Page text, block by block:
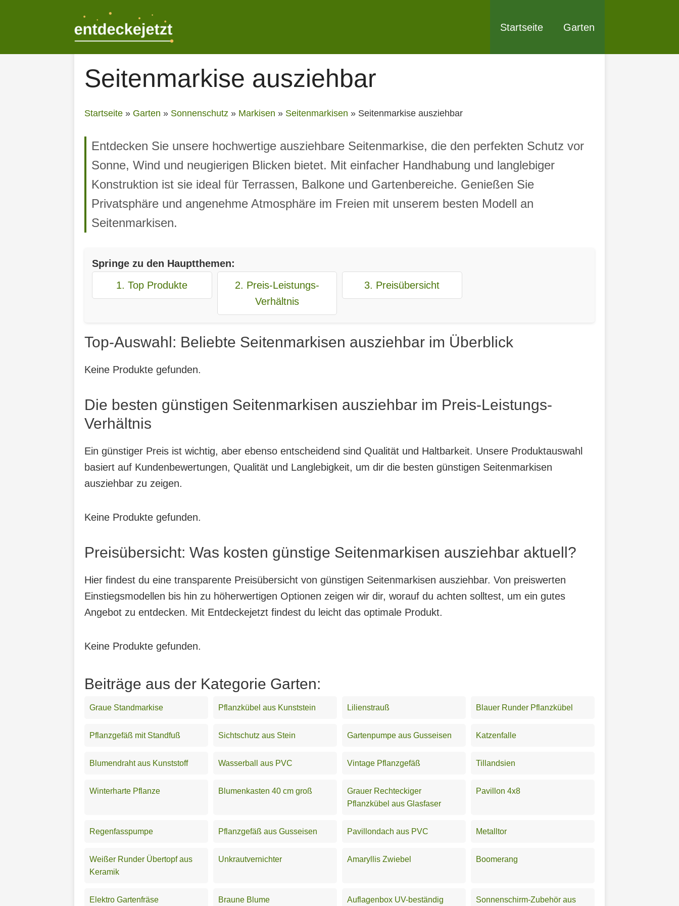
Startseite Garten
Seitenmarkise ausziehbar
Startseite » Garten » Sonnenschutz » Markisen » Seitenmarkisen » Seitenmarkise ausziehbar
Entdecken Sie unsere hochwertige ausziehbare Seitenmarkise, die den perfekten Schutz vor
Sonne, Wind und neugierigen Blicken bietet. Mit einfacher Handhabung und langlebiger
Konstruktion ist sie ideal für Terrassen, Balkone und Gartenbereiche. Genießen Sie
Privatsphäre und angenehme Atmosphäre im Freien mit unserem besten Modell an
Seitenmarkisen.
Springe zu den Hauptthemen:
1. Top Produkte
2. Preis-Leistungs-
Verhältnis
3. Preisübersicht
Top-Auswahl: Beliebte Seitenmarkisen ausziehbar im Überblick
Keine Produkte gefunden.
Die besten günstigen Seitenmarkisen ausziehbar im Preis-Leistungs-
Verhältnis
Ein günstiger Preis ist wichtig, aber ebenso entscheidend sind Qualität und Haltbarkeit. Unsere Produktauswahl
basiert auf Kundenbewertungen, Qualität und Langlebigkeit, um dir die besten günstigen Seitenmarkisen
ausziehbar zu zeigen.
Keine Produkte gefunden.
Preisübersicht: Was kosten günstige Seitenmarkisen ausziehbar aktuell?
Hier findest du eine transparente Preisübersicht von günstigen Seitenmarkisen ausziehbar. Von preiswerten
Einstiegsmodellen bis hin zu höherwertigen Optionen zeigen wir dir, worauf du achten solltest, um ein gutes
Angebot zu entdecken. Mit Entdeckejetzt findest du leicht das optimale Produkt.
Keine Produkte gefunden.
Beiträge aus der Kategorie Garten:
Graue Standmarkise Pflanzkübel aus Kunststein Lilienstrauß Blauer Runder Pflanzkübel
Pflanzgefäß mit Standfuß Sichtschutz aus Stein Gartenpumpe aus Gusseisen Katzenfalle
Blumendraht aus Kunststoff Wasserball aus PVC Vintage Pflanzgefäß Tillandsien
Winterharte Pflanze Blumenkasten 40 cm groß
Grauer Rechteckiger
Pflanzkübel aus Glasfaser
Pavillon 4x8
Regenfasspumpe Pflanzgefäß aus Gusseisen Pavillondach aus PVC Metalltor
Weißer Runder Übertopf aus
Keramik
Unkrautvernichter Amaryllis Zwiebel Boomerang
Elektro Gartenfräse Braune Blume Auflagenbox UV-beständig Sonnenschirm-Zubehör aus